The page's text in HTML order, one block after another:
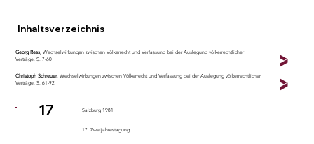
Inhaltsverzeichnis
Georg Ress, Wechselwirkungen zwischen Völkerrecht und Verfassung bei der Auslegung völkerrechtlicher
Verträge, S. 7-60
Christoph Schreuer, Wechselwirkungen zwischen Völkerrecht und Verfassung bei der Auslegung völkerrechtlicher
Verträge, S. 61-92
17 Salzburg 1981
17. Zweijahrestagung